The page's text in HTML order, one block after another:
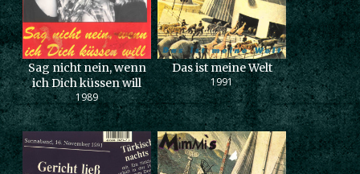
Sag nicht nein, wenn
ich Dich küssen will
1989
Das ist meine Welt
1991